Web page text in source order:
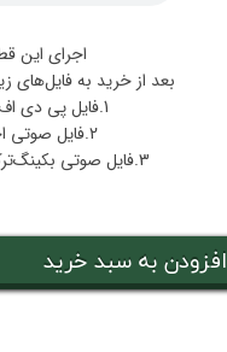
اجرای این
بعد از خرید به
1.فایل پی دی اف نت عاشقم کرده
2.فایل صوتی اجرا عاشقم کرده
3.فایل صوتی بکینگ‌ترک همراهی عاشقم کرده
افزودن به سبد خرید